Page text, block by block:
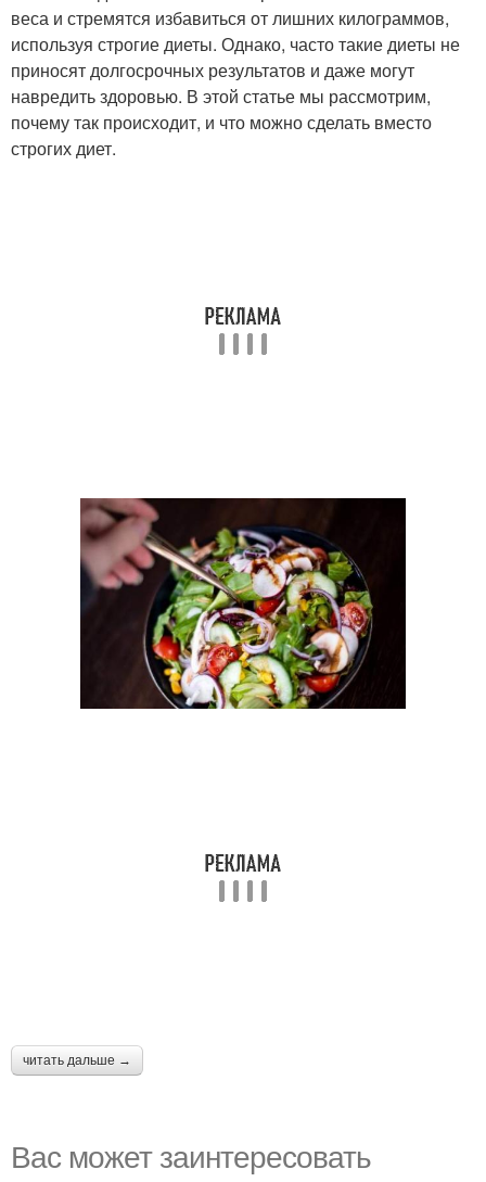
веса и стремятся избавиться от лишних килограммов,
используя строгие диеты. Однако, часто такие диеты не
приносят долгосрочных результатов и даже могут
навредить здоровью. В этой статье мы рассмотрим,
почему так происходит, и что можно сделать вместо
строгих диет.
читать дальше →
Вас может заинтересовать